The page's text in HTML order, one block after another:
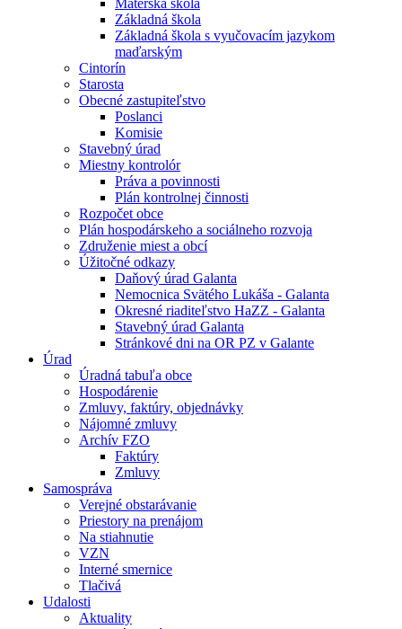
Materská škola
Základná škola
Základná škola s vyučovacím jazykom
maďarským
Cintorín
Starosta
Obecné zastupiteľstvo
Poslanci
Komisie
Stavebný úrad
Miestny kontrolór
Práva a povinnosti
Plán kontrolnej činnosti
Rozpočet obce
Plán hospodárskeho a sociálneho rozvoja
Združenie miest a obcí
Úžitočné odkazy
Daňový úrad Galanta
Nemocnica Svätého Lukáša - Galanta
Okresné riaditeľstvo HaZZ - Galanta
Stavebný úrad Galanta
Stránkové dni na OR PZ v Galante
Úrad
Úradná tabuľa obce
Hospodárenie
Zmluvy, faktúry, objednávky
Nájomné zmluvy
Archív FZO
Faktúry
Zmluvy
Samospráva
Verejné obstarávanie
Priestory na prenájom
Na stiahnutie
VZN
Interné smernice
Tlačivá
Udalosti
Aktuality